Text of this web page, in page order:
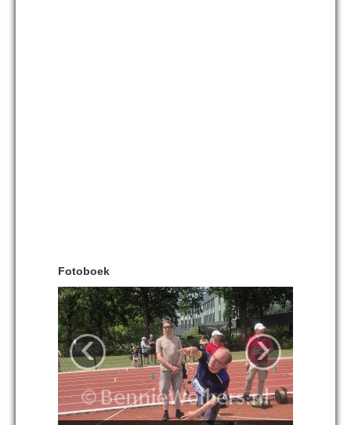
Fotoboek
‹ ›